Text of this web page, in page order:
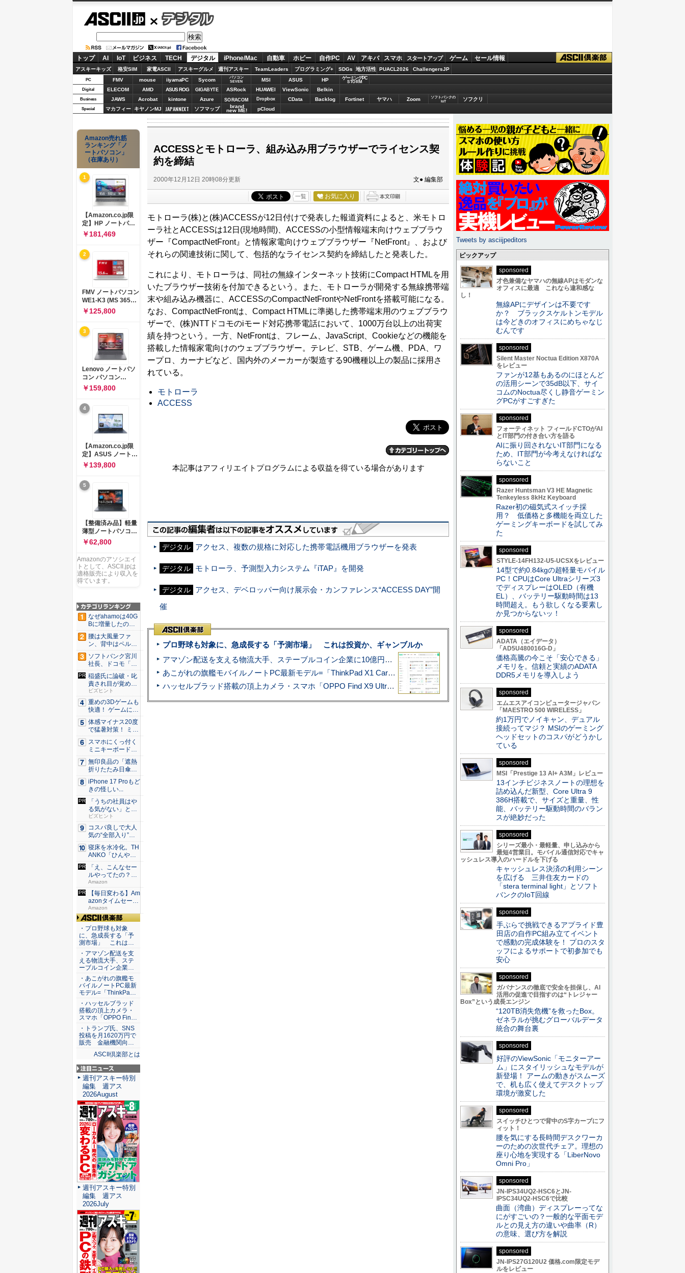
デジタル
トップ AI IoT ビジネス TECH デジタル iPhone/Mac 自動車 ホビー 自作PC AV アキバ スマホ スタートアップ ゲーム セール情報
アスキーキッズ 格安SIM 家電ASCII アスキーグルメ 週刊アスキー TeamLeaders プログラミング+ SDGs 地方活性 PUACL2026 ChallengersJP
PC FMV mouse iiyamaPC Sycom
パソコン
SEVEN
MSI ASUS HP ゲーミングPC
STORM
Digital ELECOM AMD ASUS ROG GIGABYTE ASRock HUAWEI ViewSonic Belkin
Business JAWS Acrobat kintone Azure SORACOM Dropbox CData Backlog Fortinet ヤマハ Zoom
ソフトバンクの
IoT
ソフクリ
Special マカフィー キヤノンMJ JAPANNEXT ソフマップ brand
new ME! pCloud
ACCESSとモトローラ、組み込み用ブラウザーでライセンス契
約を締結
2000年12月12日 20時08分更新 文● 編集部
一覧 お気に入り
モトローラ(株)と(株)ACCESSが12日付けで発表した報道資料によると、米モトロ
ーラ社とACCESSは12日(現地時間)、ACCESSの小型情報端末向けウェブブラウ
ザー『CompactNetFront』と情報家電向けウェブブラウザー『NetFront』、および
それらの関連技術に関して、包括的なライセンス契約を締結したと発表した。
これにより、モトローラは、同社の無線インターネット技術にCompact HTMLを用
いたブラウザー技術を付加できるという。また、モトローラが開発する無線携帯端
末や組み込み機器に、ACCESSのCompactNetFrontやNetFrontを搭載可能になる。
なお、CompactNetFrontは、Compact HTMLに準拠した携帯端末用のウェブブラウ
ザーで、(株)NTTドコモのiモード対応携帯電話において、1000万台以上の出荷実
績を持つという。一方、NetFrontは、フレーム、JavaScript、Cookieなどの機能を
搭載した情報家電向けのウェブブラウザー。テレビ、STB、ゲーム機、PDA、ワ
ープロ、カーナビなど、国内外のメーカーが製造する90機種以上の製品に採用さ
れている。
モトローラ
ACCESS
本記事はアフィリエイトプログラムによる収益を得ている場合があります
デジタル アクセス、複数の規格に対応した携帯電話機用ブラウザーを発表
デジタル モトローラ、予測型入力システム『iTAP』を開発
デジタル
アクセス、デベロッパー向け展示会・カンファレンス“ACCESS DAY”開
催
プロ野球も対象に、急成長する「予測市場」 これは投資か、ギャンブルか
アマゾン配送を支える物流大手、ステーブルコイン企業に10億円投資のワケ
あこがれの旗艦モバイルノートPC最新モデル=「ThinkPad X1 Carbon Gen 14 Aura Edition」実機レビュー
ハッセルブラッド搭載の頂上カメラ・スマホ「OPPO Find X9 Ultra」実写レビュー=プロが本気で徹底撮影しました!!
Amazon売れ筋
ランキング「ノ
ートパソコン」
（在庫あり）
1
【Amazon.co.jp限
定】HP ノートパソ
コン 15-fd 15.6イン
チ インテル Core 5
120U メモリ16GB
SSD512GB
Windows 11
Microsoft Office
2024搭載 WPS
Office搭載 カメラシ
ャッター 指紋認証 薄
型 Copilotキー搭載
ナチュラルシルバー
￥181,469
2
FMV ノートパソコン
WE1-K3 (MS 365
Personal/Copilotキ
ー搭載/Win 11/15.6
型/Core
i5/16GB/SSD
512GB/ホワイト)
FMVWK3E15W_AZ
￥125,800
3
Lenovo ノートパソ
コン パソコン
IdeaPad Slim 3 14.0
インチ AMD
Ryzen™ 5 8640HS
メモリ16GB
SSD512GB
Microsoft 365 試用
版 Windows11 バッ
テリー駆動12.6時間
重量1.39kg ルナグレ
ー 83K9003JJP ノー
トPC
￥159,800
4
【Amazon.co.jp限
定】ASUS ノートパ
ソコン Vivobook 15
M1502NAQ 15.6イ
ンチ AMD Ryzen 7
170 メモリ16GB
SSD 512GB
Microsoft 365
Personal (24か月版)
搭載 Windows 11 重
量1.7kg Wi-Fi 6E ク
ワイエットブルー
M1502NAQ-
￥139,800
5
【整備済み品】軽量
薄型ノートパソコン
dynabook G83 ■
13.3型
FHD(1920x1080) -
高性能第11世代Core
i5-1135G7 - メモリ
16GB - SSD 256GB
USB Type-C - MS
Office 2021 - Win11
搭載
￥62,800
Amazonのアソシエイ
トとして、ASCII.jpは
適格販売により収入を
得ています。
なぜahamoは40G
Bに増量したの
か ...
腰は大風量ファ
ン、背中はペルチ
ェ冷却。ダ...
ソフトバンク宮川
社長、ドコモ「ah
amo...
稲盛氏に論破・叱
責され目が覚め
た。経営者...
ビズヒント
重めの3Dゲームも
快適！ ゲームに強
いH...
体感マイナス20度
で猛暑対策！ ミズ
ノの...
スマホにくっ付く
ミニキーボード！
触ってわ...
無印良品の「遮熱
折りたたみ日傘」
約160...
iPhone 17 Proもど
きの怪しい...
「うちの社員はや
る気がない」と嘆
くリーダ...
ビズヒント
コスパ良しで大人
気の“全部入り”の
アンド...
寝床を水冷化。TH
ANKO「ひんやり
水流...
「え、こんなセー
ルやってたの？」
80％O...
Amazon
【毎日変わる】Am
azonタイムセール
が...
Amazon
ASCII倶楽部
・プロ野球も対象
に、急成長する「予
測市場」 これは…
・アマゾン配送を支
える物流大手、ステ
ーブルコイン企業…
・あこがれの旗艦モ
バイルノートPC最新
モデル=「ThinkPa…
・ハッセルブラッド
搭載の頂上カメラ・
スマホ「OPPO Fin…
・トランプ氏、SNS
投稿を月1620万円で
販売 金融機関向…
ASCII倶楽部とは
注目ニュース
週刊アスキー特別
編集 週アス
2026August
週刊アスキー特別
編集 週アス
2026July
Tweets by asciijpeditors
ピックアップ
sponsored
才色兼備なヤマハの無線APはモダンな
オフィスに最適 これなら違和感な
し！
無線APにデザインは不要です
か？ ブラックスケルトンモデル
は今どきのオフィスにめちゃなじ
むんです
sponsored
Silent Master Noctua Edition X870A
をレビュー
ファンが12基もあるのにほとんど
の活用シーンで35dB以下、サイ
コムのNoctua尽くし静音ゲーミン
グPCがすごすぎた
sponsored
フォーティネット フィールドCTOがAI
とIT部門の付き合い方を語る
AIに振り回されないIT部門になる
ため、IT部門が今考えなければな
らないこと
sponsored
Razer Huntsman V3 HE Magnetic
Tenkeyless 8kHz Keyboard
Razer初の磁気式スイッチ採
用？ 低価格と多機能を両立した
ゲーミングキーボードを試してみ
た
sponsored
STYLE-14FH132-U5-UCSXをレビュー
14型で約0.84kgの超軽量モバイル
PC！CPUはCore Ultraシリーズ3
でディスプレーはOLED（有機
EL）、バッテリー駆動時間は13
時間超え。もう欲しくなる要素し
か見つからないッ！
sponsored
ADATA（エイデータ）
「AD5U480016G-D」
価格高騰の今こそ「安心できる」
メモリを。信頼と実績のADATA
DDR5メモリを導入しよう
sponsored
エムエスアイコンピュータージャパン
「MAESTRO 500 WIRELESS」
約1万円でノイキャン、デュアル
接続ってマジ？ MSIのゲーミング
ヘッドセットのコスパがどうかし
ている
sponsored
MSI「Prestige 13 AI+ A3M」レビュー
13インチビジネスノートの理想を
詰め込んだ新型、Core Ultra 9
386H搭載で、サイズと重量、性
能、バッテリー駆動時間のバラン
スが絶妙だった
sponsored
シリーズ最小・最軽量、申し込みから
最短4営業日。モバイル通信対応でキャ
ッシュレス導入のハードルを下げる
キャッシュレス決済の利用シーン
を広げる 三井住友カードの
「stera terminal light」とソフト
バンクのIoT回線
sponsored
手ぶらで挑戦できるアプライド豊
田店の自作PC組み立てイベント
で感動の完成体験を！ プロのスタ
ッフによるサポートで初参加でも
安心
sponsored
ガバナンスの徹底で安全を担保し、AI
活用の促進で目指すのは“トレジャー
Box”という成長エンジン
“120TB消失危機”を救ったBox。
ゼネラルが挑むグローバルデータ
統合の舞台裏
sponsored
好評のViewSonic「モニターアー
ム」にスタイリッシュなモデルが
新登場！ アームの動きがスムーズ
で、机も広く使えてデスクトップ
環境が激変した
sponsored
スイッチひとつで背中のS字カーブにフ
ィット！
腰を気にする長時間デスクワーカ
ーのための次世代チェア。理想の
座り心地を実現する「LiberNovo
Omni Pro」
sponsored
JN-IPS34UQ2-HSC6とJN-
IPSC34UQ2-HSC6で比較
曲面（湾曲）ディスプレーってな
にがすごいの？一般的な平面モデ
ルとの見え方の違いや曲率（R）
の意味、選び方を解説
sponsored
JN-IPS27G120U2 価格.com限定モデ
ルをレビュー